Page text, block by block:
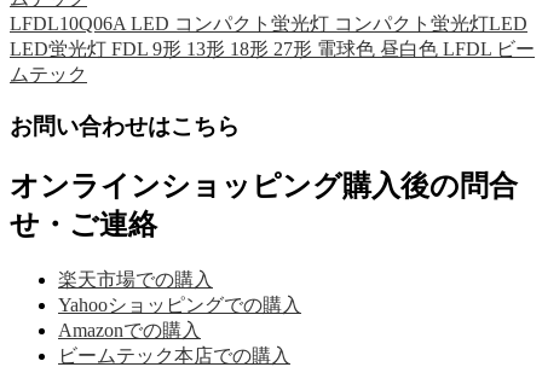
LFDL10Q06A LED コンパクト蛍光灯 コンパクト蛍光灯LED
LED蛍光灯 FDL 9形 13形 18形 27形 電球色 昼白色 LFDL ビー
ムテック
お問い合わせはこちら
オンラインショッピング購入後の問合
せ・ご連絡
楽天市場での購入
Yahooショッピングでの購入
Amazonでの購入
ビームテック本店での購入